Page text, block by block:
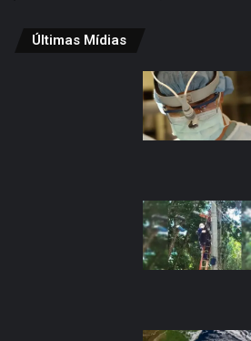
Últimas Mídias